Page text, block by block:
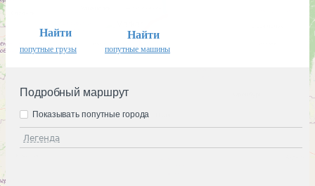
Найти
попутные грузы
Найти
попутные машины
Подробный маршрут
Легенда
Показывать попутные города